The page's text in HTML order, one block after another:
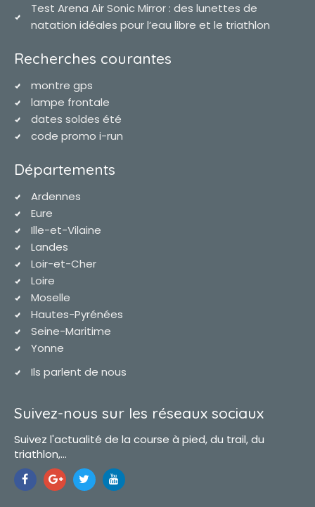
Test Arena Air Sonic Mirror : des lunettes de
natation idéales pour l’eau libre et le triathlon
Recherches courantes
montre gps
lampe frontale
dates soldes été
code promo i-run
Départements
Ardennes
Eure
Ille-et-Vilaine
Landes
Loir-et-Cher
Loire
Moselle
Hautes-Pyrénées
Seine-Maritime
Yonne
Ils parlent de nous
Suivez-nous sur les réseaux sociaux
Suivez l'actualité de la course à pied, du trail, du
triathlon,...